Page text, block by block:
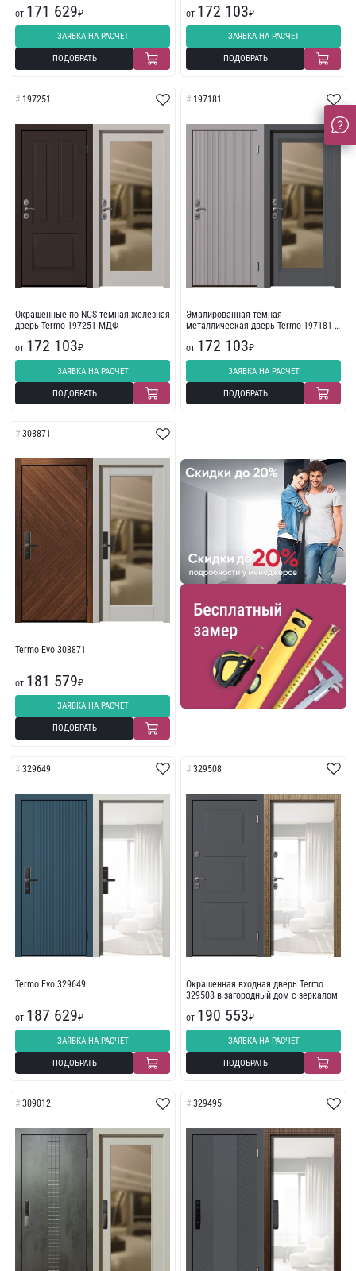
от 171 629₽
ЗАЯВКА НА РАСЧЕТ
ПОДОБРАТЬ
от 172 103₽
ЗАЯВКА НА РАСЧЕТ
ПОДОБРАТЬ
197251
Окрашенные по NCS тёмная железная
дверь Termo 197251 МДФ
от 172 103₽
ЗАЯВКА НА РАСЧЕТ
ПОДОБРАТЬ
197181
Эмалированная тёмная
металлическая дверь Termo 197181 с
от 172 103₽
ЗАЯВКА НА РАСЧЕТ
ПОДОБРАТЬ
308871
Termo Evo 308871
от 181 579₽
ЗАЯВКА НА РАСЧЕТ
ПОДОБРАТЬ
329649
Termo Evo 329649
от 187 629₽
ЗАЯВКА НА РАСЧЕТ
ПОДОБРАТЬ
329508
Окрашенная входная дверь Termo
329508 в загородный дом с зеркалом
от 190 553₽
ЗАЯВКА НА РАСЧЕТ
ПОДОБРАТЬ
309012 329495